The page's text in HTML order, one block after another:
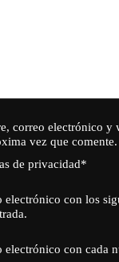
correo electrónico y
vez que comente.
de privacidad*
electrónico con los
electrónico con cada